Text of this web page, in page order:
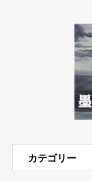
カテゴリー